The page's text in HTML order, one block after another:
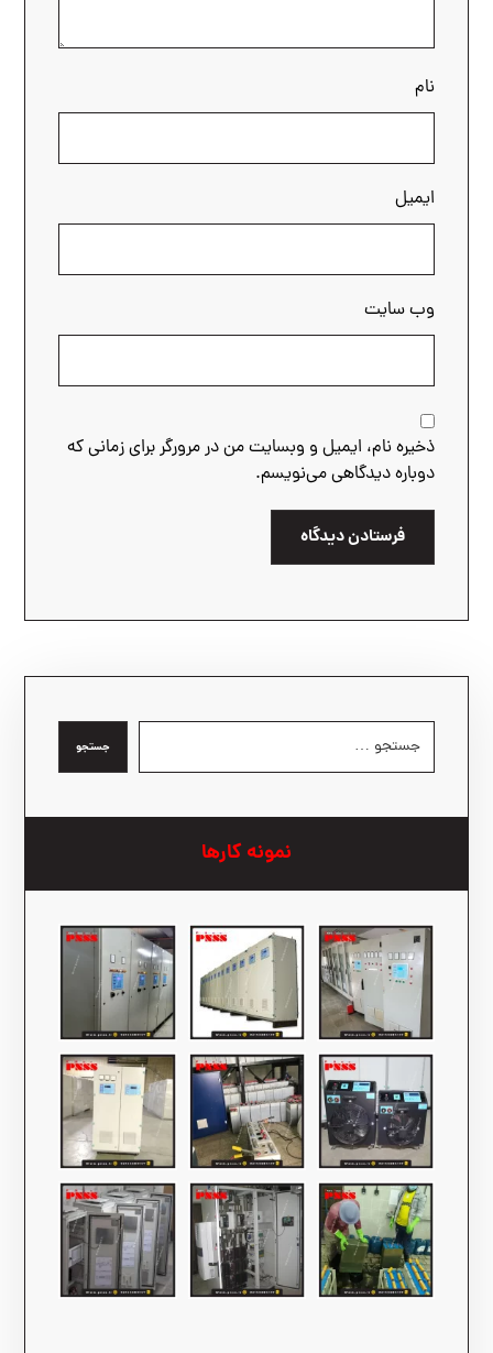
نام
ایمیل
وب‌ سایت
ذخیره نام، ایمیل و وبسایت من در مرورگر برای زمانی که
دوباره دیدگاهی می‌نویسم.
فرستادن دیدگاه
جستجو
نمونه کارها